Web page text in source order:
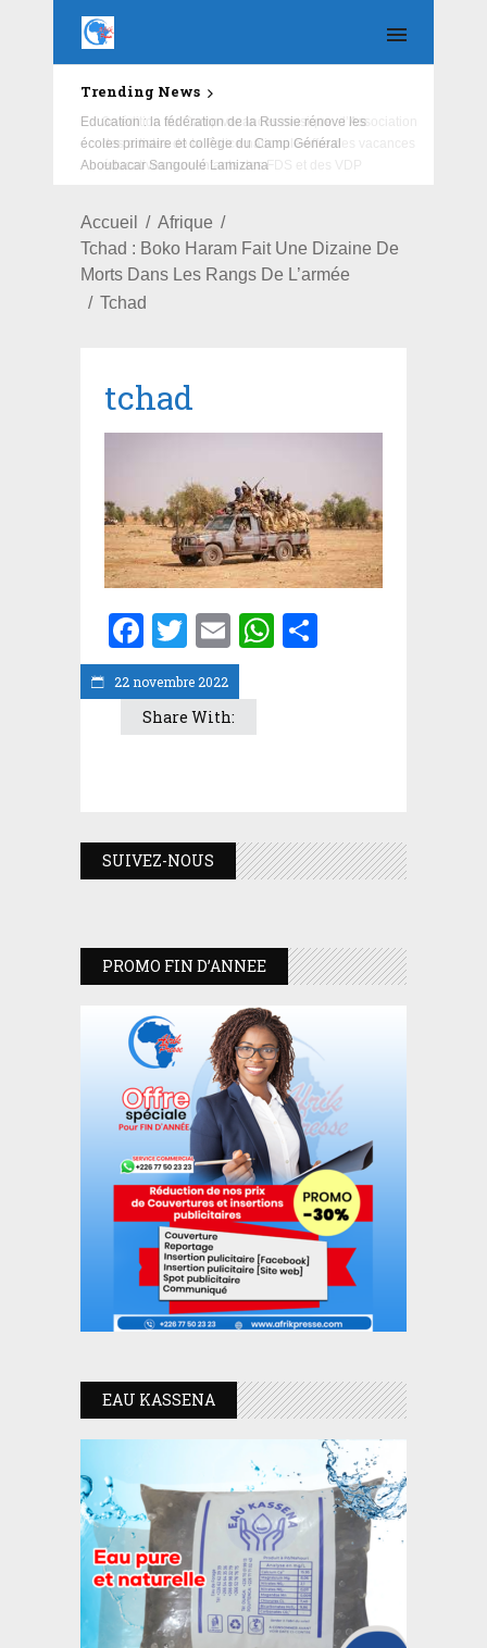
Trending News
Education : la fédération de la Russie rénove les
écoles primaire et collège du Camp Général
Aboubacar Sangoulé Lamizana
Accueil
Afrique
Tchad : Boko Haram Fait Une Dizaine De
Morts Dans Les Rangs De L’armée
Tchad
22 novembre 2022
tchad
Facebook
Twitter
EmailWhatsApp
Share With:
SUIVEZ-NOUS
PROMO FIN D’ANNEE
EAU KASSENA